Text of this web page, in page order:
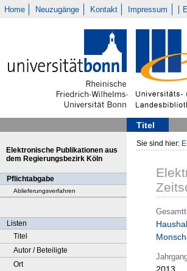
Home Neuzugänge Kontakt Impressum
Titel
Elektronische Publikationen aus
dem Regierungsbezirk Köln
Pflichtabgabe
Ablieferungsverfahren
Listen
Titel
Autor / Beteiligte
Ort
Sie sind hier: